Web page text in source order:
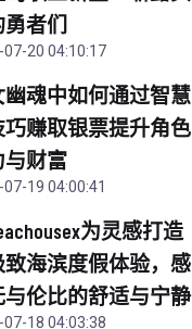
者们
20 04:10:17
幽魂中如何通过智慧
巧赚取银票提升角色
与财富
19 04:00:41
为灵感打造
致海滨度假体验，感
与伦比的舒适与宁静
18 04:03:38